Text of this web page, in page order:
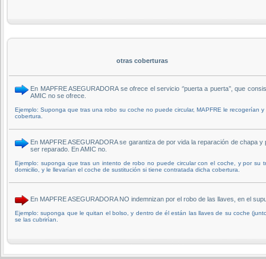
otras coberturas
En MAPFRE ASEGURADORA se ofrece el servicio ‘’puerta a puerta’’, que
AMIC no se ofrece.
Ejemplo: Suponga que tras una robo su coche no puede circular, MAPFRE le
cobertura.
En MAPFRE ASEGURADORA se garantiza de por vida la reparación de chapa
ser reparado. En AMIC no.
Ejemplo: suponga que tras un intento de robo no puede circular con el coche, y por
domicilio, y le llevarían el coche de sustitución si tiene contratada dicha cobertura.
En MAPFRE ASEGURADORA NO indemnizan por el robo de las llaves, en el
Ejemplo: suponga que le quitan el bolso, y dentro de él están las llaves de su coche
se las cubrirían.